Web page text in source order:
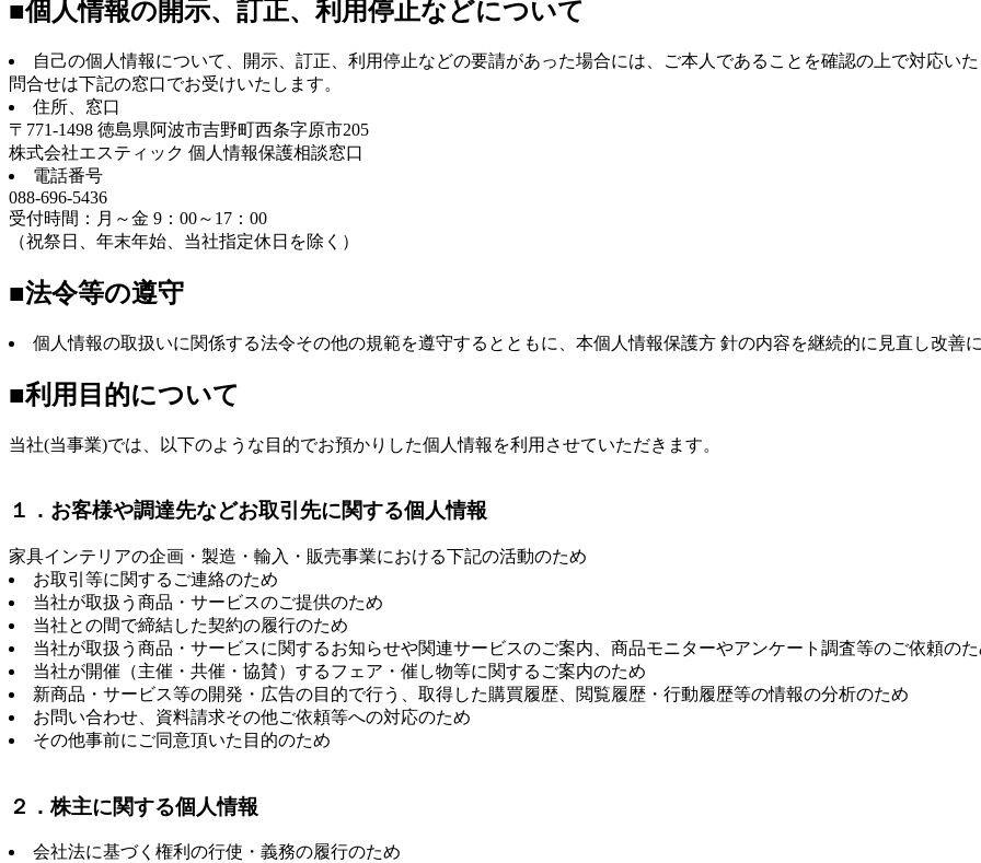
■個人情報の開示、訂正、利用停止などについて
自己の個人情報について、開示、訂正、利用停止などの要請があった場合には、ご本人であることを確認の上で対応い
問合せは下記の窓口でお受けいたします。
住所、窓口
〒771-1498 徳島県阿波市吉野町西条字原市205
株式会社エスティック 個人情報保護相談窓口
電話番号
088-696-5436
受付時間：月～金 9：00～17：00
（祝祭日、年末年始、当社指定休日を除く）
■法令等の遵守
個人情報の取扱いに関係する法令その他の規範を遵守するとともに、本個人情報保護方 針の内容を継続的に見直し改善に
■利用目的について
当社(当事業)では、以下のような目的でお預かりした個人情報を利用させていただきます。
１．お客様や調達先などお取引先に関する個人情報
家具インテリアの企画・製造・輸入・販売事業における下記の活動のため
お取引等に関するご連絡のため
当社が取扱う商品・サービスのご提供のため
当社との間で締結した契約の履行のため
当社が取扱う商品・サービスに関するお知らせや関連サービスのご案内、商品モニターやアンケート調査等のご依頼のた
当社が開催（主催・共催・協賛）するフェア・催し物等に関するご案内のため
新商品・サービス等の開発・広告の目的で行う、取得した購買履歴、閲覧履歴・行動履歴等の情報の分析のため
お問い合わせ、資料請求その他ご依頼等への対応のため
その他事前にご同意頂いた目的のため
２．株主に関する個人情報
会社法に基づく権利の行使・義務の履行のため